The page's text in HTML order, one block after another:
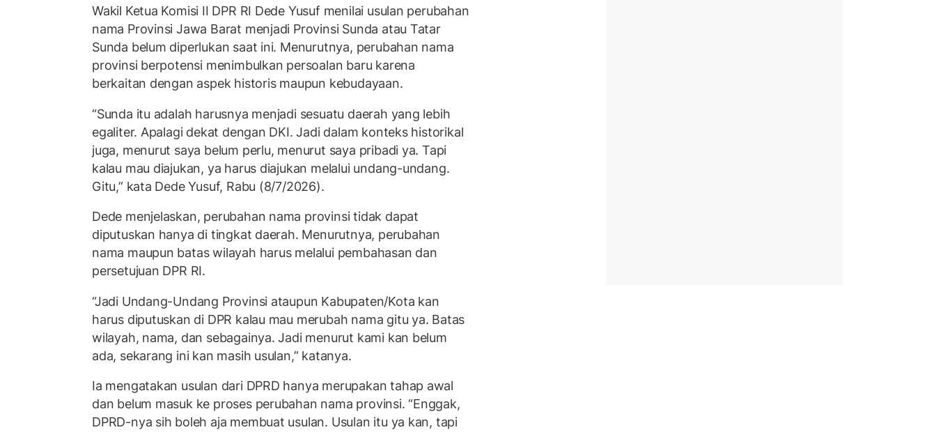
Wakil Ketua Komisi II DPR RI Dede Yusuf menilai usulan perubahan
nama Provinsi Jawa Barat menjadi Provinsi Sunda atau Tatar
Sunda belum diperlukan saat ini. Menurutnya, perubahan nama
provinsi berpotensi menimbulkan persoalan baru karena
berkaitan dengan aspek historis maupun kebudayaan.
“Sunda itu adalah harusnya menjadi sesuatu daerah yang lebih
egaliter. Apalagi dekat dengan DKI. Jadi dalam konteks historikal
juga, menurut saya belum perlu, menurut saya pribadi ya. Tapi
kalau mau diajukan, ya harus diajukan melalui undang-undang.
Gitu,” kata Dede Yusuf, Rabu (8/7/2026).
Dede menjelaskan, perubahan nama provinsi tidak dapat
diputuskan hanya di tingkat daerah. Menurutnya, perubahan
nama maupun batas wilayah harus melalui pembahasan dan
persetujuan DPR RI.
“Jadi Undang-Undang Provinsi ataupun Kabupaten/Kota kan
harus diputuskan di DPR kalau mau merubah nama gitu ya. Batas
wilayah, nama, dan sebagainya. Jadi menurut kami kan belum
ada, sekarang ini kan masih usulan,” katanya.
Ia mengatakan usulan dari DPRD hanya merupakan tahap awal
dan belum masuk ke proses perubahan nama provinsi. “Enggak,
DPRD-nya sih boleh aja membuat usulan. Usulan itu ya kan, tapi